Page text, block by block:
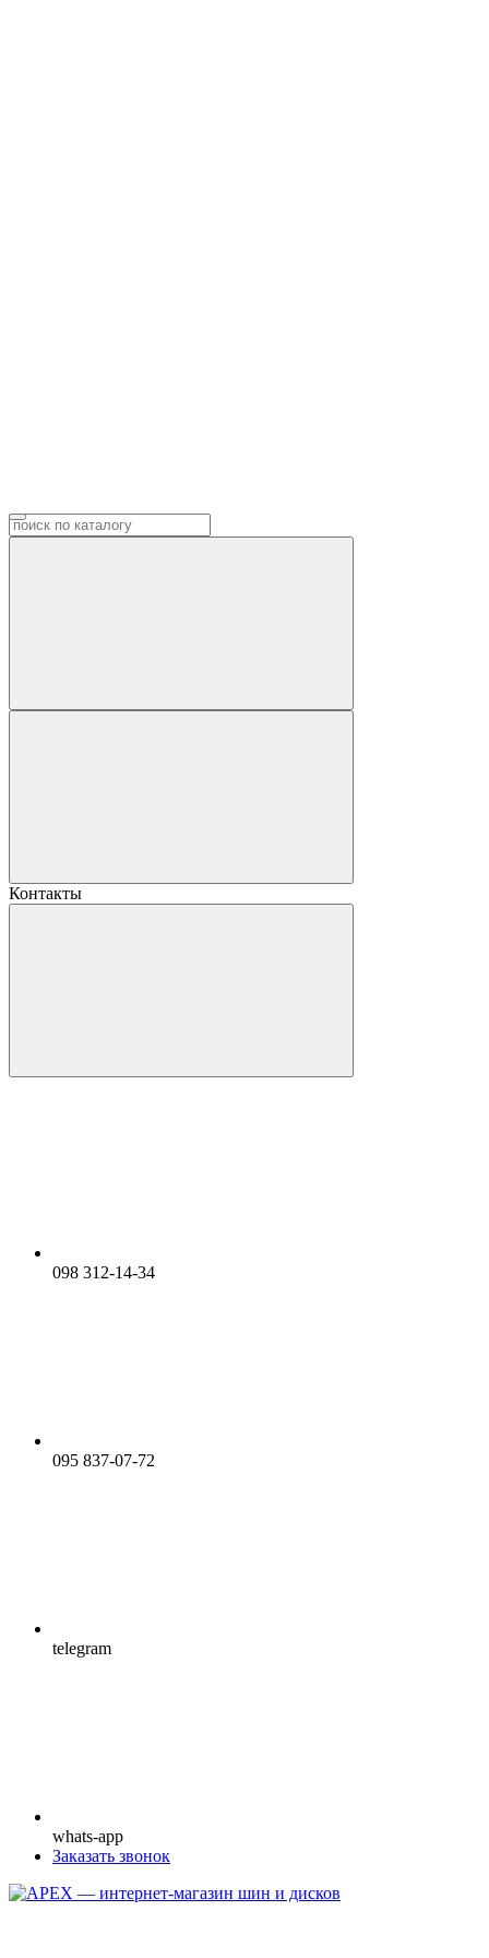
Контакты
098 312-14-34
095 837-07-72
telegram
whats-app
Заказать звонок